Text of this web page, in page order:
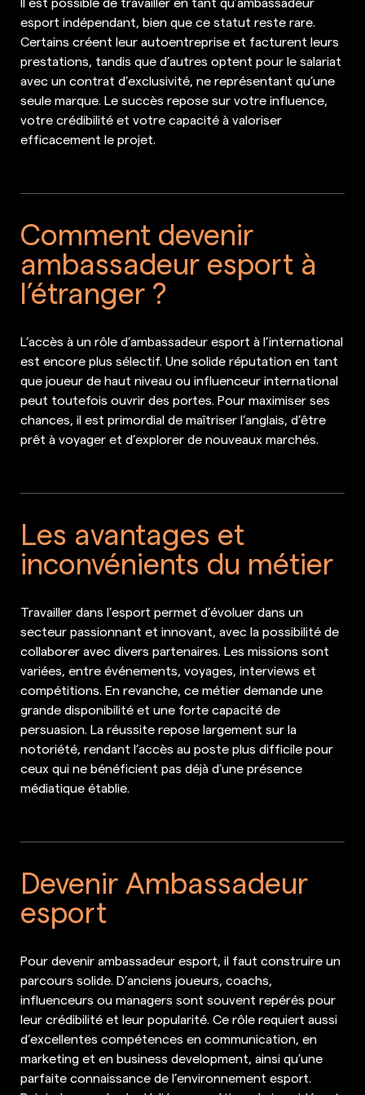
esport indépendant, bien que ce statut reste rare.
Certains créent leur autoentreprise et facturent leurs
prestations, tandis que d’autres optent pour le salariat
avec un contrat d’exclusivité, ne représentant qu’une
seule marque. Le succès repose sur votre influence,
votre crédibilité et votre capacité à valoriser
efficacement le projet.
Comment devenir
ambassadeur esport à
l’étranger ?
L’accès à un rôle d’ambassadeur esport à l’international
est encore plus sélectif. Une solide réputation en tant
que joueur de haut niveau ou influenceur international
peut toutefois ouvrir des portes. Pour maximiser ses
chances, il est primordial de maîtriser l’anglais, d’être
prêt à voyager et d’explorer de nouveaux marchés.
Les avantages et
inconvénients du métier
Travailler dans l’esport permet d’évoluer dans un
secteur passionnant et innovant, avec la possibilité de
collaborer avec divers partenaires. Les missions sont
variées, entre événements, voyages, interviews et
compétitions. En revanche, ce métier demande une
grande disponibilité et une forte capacité de
persuasion. La réussite repose largement sur la
notoriété, rendant l’accès au poste plus difficile pour
ceux qui ne bénéficient pas déjà d’une présence
médiatique établie.
Devenir Ambassadeur
esport
Pour devenir ambassadeur esport, il faut construire un
parcours solide. D’anciens joueurs, coachs,
influenceurs ou managers sont souvent repérés pour
leur crédibilité et leur popularité. Ce rôle requiert aussi
d’excellentes compétences en communication, en
marketing et en business development, ainsi qu’une
parfaite connaissance de l’environnement esport.